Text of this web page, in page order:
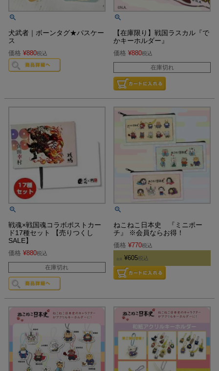
犬武者｜ボーンタグ★パスケー
ス
価格 ¥880税込
【在庫限り】戦国ラスカル『で
かキーホルダー』
価格 ¥880税込
在庫切れ
戦魂×戦国魂コラボポストカー
ド17種セット 【売りつくし
SALE】
価格 ¥880税込
在庫切れ
ねこねこ日本史 『ミニポー
チ』 ※会員ならお得！
価格 ¥770税込
会員 ¥605税込